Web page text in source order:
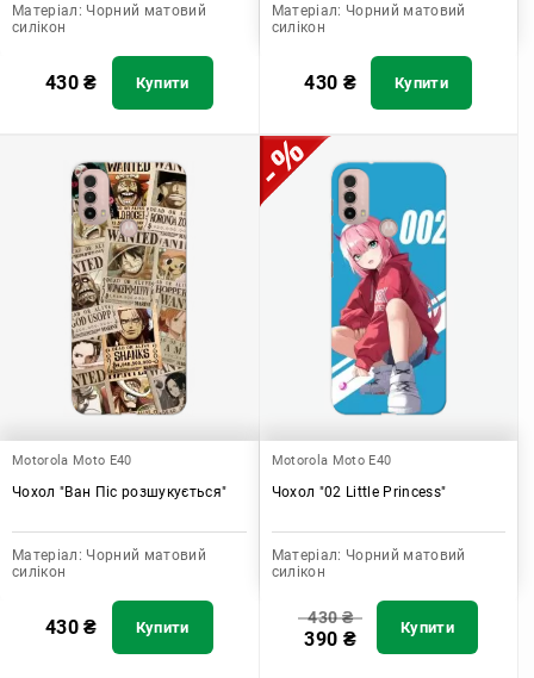
Матеріал: Чорний матовий
силікон
430₴ Купити
Матеріал: Чорний матовий
силікон
430 ₴ Купити
Motorola Moto E40
Чохол "Ван Піс розшукується"
Матеріал: Чорний матовий
силікон
430₴ Купити
Motorola Moto E40
Чохол "02 Little Princess"
Матеріал: Чорний матовий
силікон
430₴
390 ₴ Купити